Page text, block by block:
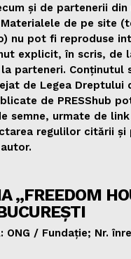
și de partenerii din
Materialele de pe site
nu pot fi reproduse
explicit, în scris, de
parteneri. Conținutul
de Legea Dreptului
de PRESShub
semne, urmate de
regulilor citării și
„FREEDOM
ONG / Fundație; Nr.